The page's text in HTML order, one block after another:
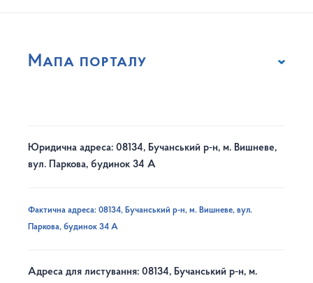
Мапа порталу
Юридична адреса: 08134, Бучанський р-н, м. Вишневе,
вул. Паркова, будинок 34 А
Фактична адреса: 08134, Бучанський р-н, м. Вишневе, вул.
Паркова, будинок 34 А
Адреса для листування: 08134, Бучанський р-н, м.